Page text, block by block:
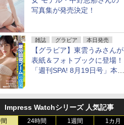
写真集が発売決定！
雑誌 グラビア 本日発売
【グラビア】東雲うみさんが
表紙＆フォトブックに登場！
「週刊SPA! 8月19日号」本日
Impress Watchシリーズ 人気記事
24時間 1週間 1カ月